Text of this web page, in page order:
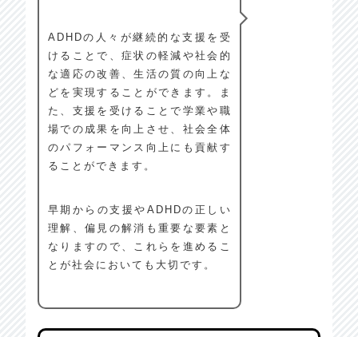
ADHDの人々が継続的な支援を受
けることで、症状の軽減や社会的
な適応の改善、生活の質の向上な
どを実現することができます。ま
た、支援を受けることで学業や職
場での成果を向上させ、社会全体
のパフォーマンス向上にも貢献す
ることができます。
早期からの支援やADHDの正しい
理解、偏見の解消も重要な要素と
なりますので、これらを進めるこ
とが社会においても大切です。